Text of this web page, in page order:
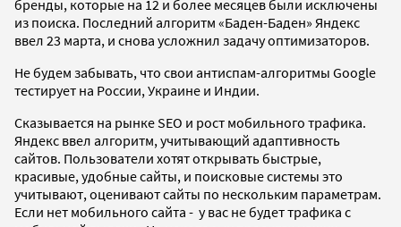
бренды, которые на 12 и более месяцев были исключены
из поиска. Последний алгоритм «Баден-Баден» Яндекс
ввел 23 марта, и снова усложнил задачу оптимизаторов.
Не будем забывать, что свои антиспам-алгоритмы Google
тестирует на России, Украине и Индии.
Сказывается на рынке SEO и рост мобильного трафика.
Яндекс ввел алгоритм, учитывающий адаптивность
сайтов. Пользователи хотят открывать быстрые,
красивые, удобные сайты, и поисковые системы это
учитывают, оценивают сайты по нескольким параметрам.
Если нет мобильного сайта - у вас не будет трафика с